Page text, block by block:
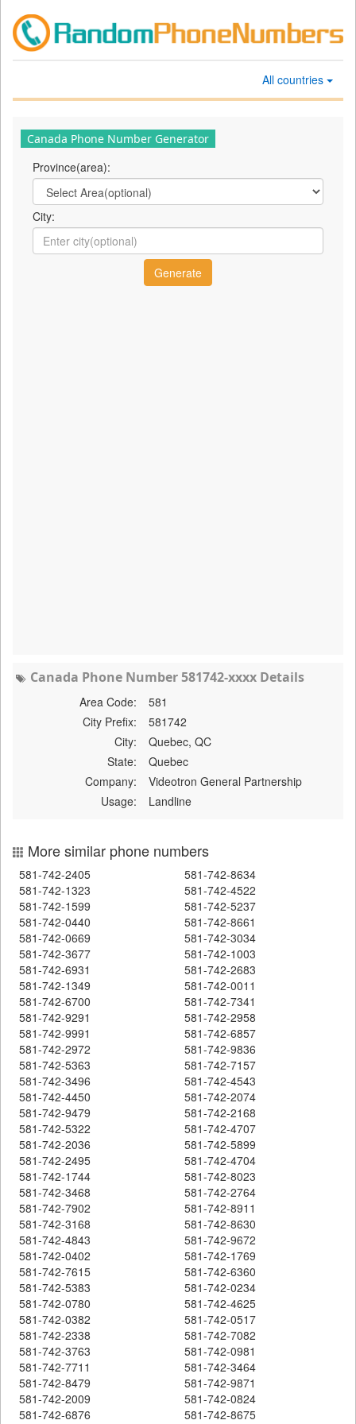
All countries
Canada Phone Number Generator
Province(area):
City:
Canada Phone Number 581742-xxxx Details
Area Code:
581
City Prefix:
581742
City:
Quebec, QC
State:
Quebec
Company:
Videotron General Partnership
Usage:
Landline
More similar phone numbers
581-742-2405
581-742-8634
581-742-1323
581-742-4522
581-742-1599
581-742-5237
581-742-0440
581-742-8661
581-742-0669
581-742-3034
581-742-3677
581-742-1003
581-742-6931
581-742-2683
581-742-1349
581-742-0011
581-742-6700
581-742-7341
581-742-9291
581-742-2958
581-742-9991
581-742-6857
581-742-2972
581-742-9836
581-742-5363
581-742-7157
581-742-3496
581-742-4543
581-742-4450
581-742-2074
581-742-9479
581-742-2168
581-742-5322
581-742-4707
581-742-2036
581-742-5899
581-742-2495
581-742-4704
581-742-1744
581-742-8023
581-742-3468
581-742-2764
581-742-7902
581-742-8911
581-742-3168
581-742-8630
581-742-4843
581-742-9672
581-742-0402
581-742-1769
581-742-7615
581-742-6360
581-742-5383
581-742-0234
581-742-0780
581-742-4625
581-742-0382
581-742-0517
581-742-2338
581-742-7082
581-742-3763
581-742-0981
581-742-7711
581-742-3464
581-742-8479
581-742-9871
581-742-2009
581-742-0824
581-742-6876
581-742-8675